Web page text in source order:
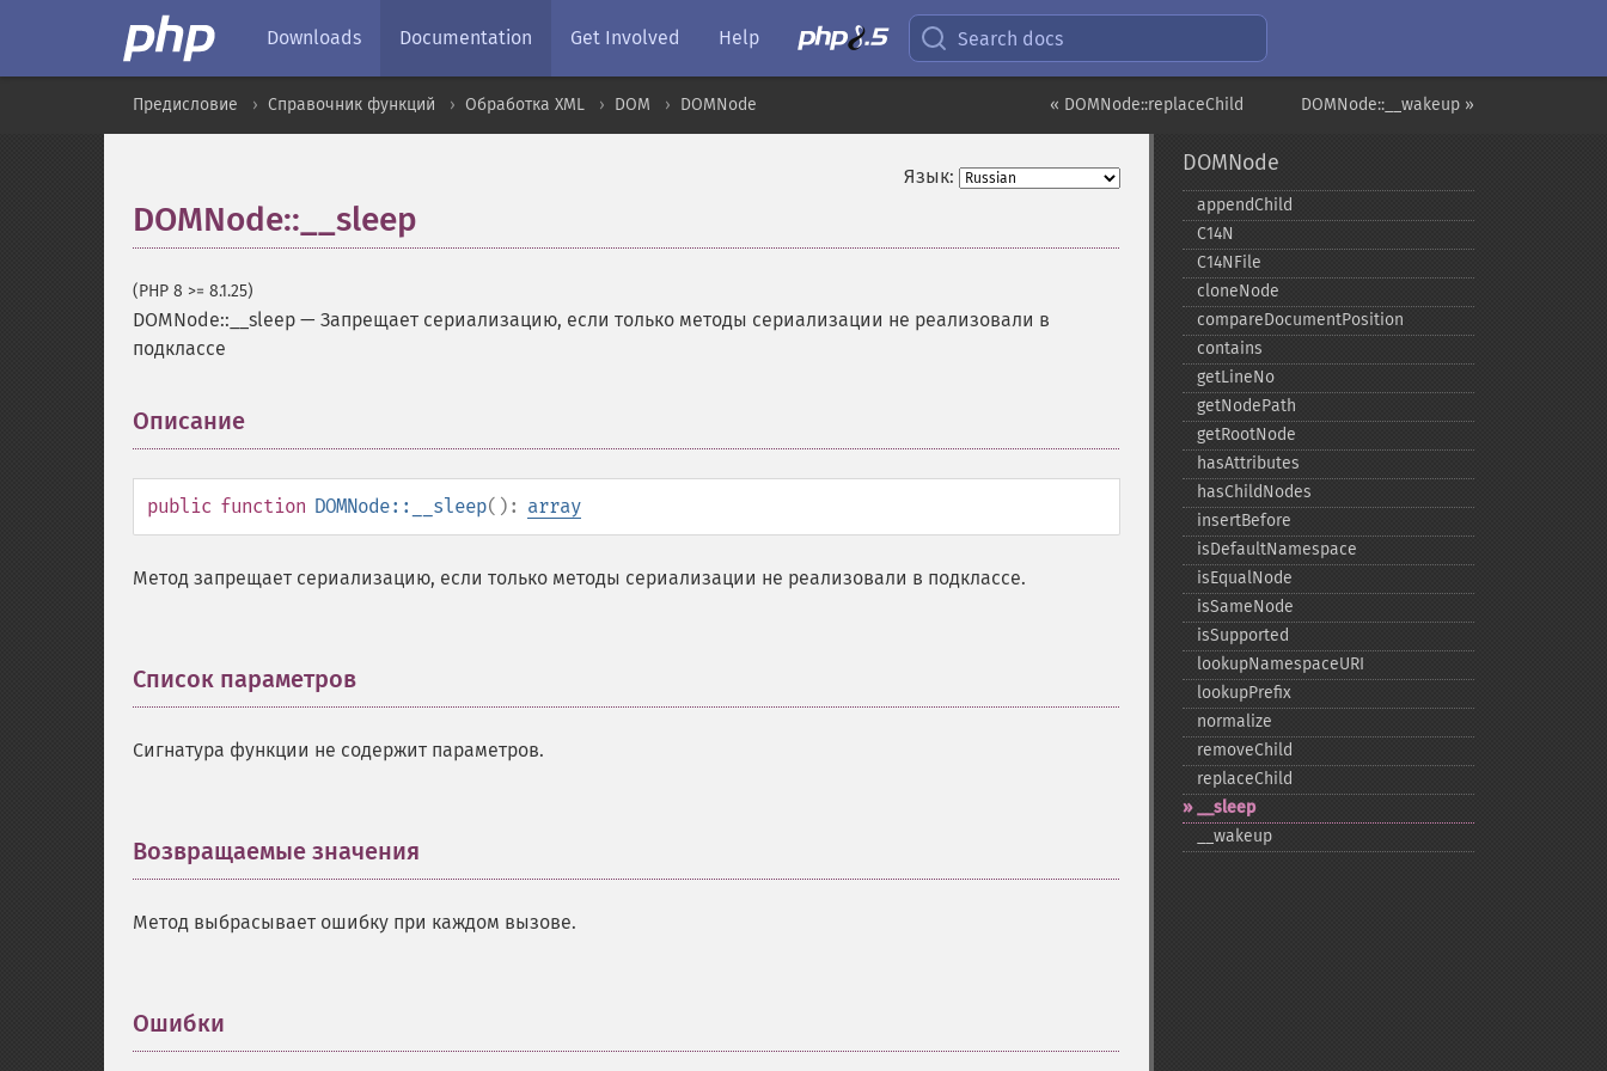
Downloads Documentation Get Involved Help Search docs
DOMNode::__wakeup »
« DOMNode::replaceChild
Предисловие Справочник функций Обработка XML DOM DOMNode
Язык:
DOMNode::__sleep
(PHP 8 >= 8.1.25)
DOMNode::__sleep — Запрещает сериализацию, если только методы сериализации не реализовали в
подклассе
Описание
public function DOMNode::__sleep(): array
Метод запрещает сериализацию, если только методы сериализации не реализовали в подклассе.
Список параметров
Сигнатура функции не содержит параметров.
Возвращаемые значения
Метод выбрасывает ошибку при каждом вызове.
Ошибки
DOMNode
appendChild
C14N
C14NFile
cloneNode
compareDocumentPosition
contains
getLineNo
getNodePath
getRootNode
hasAttributes
hasChildNodes
insertBefore
isDefaultNamespace
isEqualNode
isSameNode
isSupported
lookupNamespaceURI
lookupPrefix
normalize
removeChild
replaceChild
_​_​sleep
_​_​wakeup